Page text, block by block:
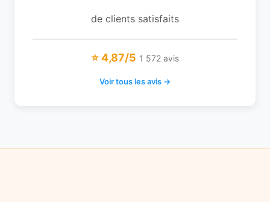
de clients satisfaits
⭐ 4,87/5 1 572 avis
Voir tous les avis →